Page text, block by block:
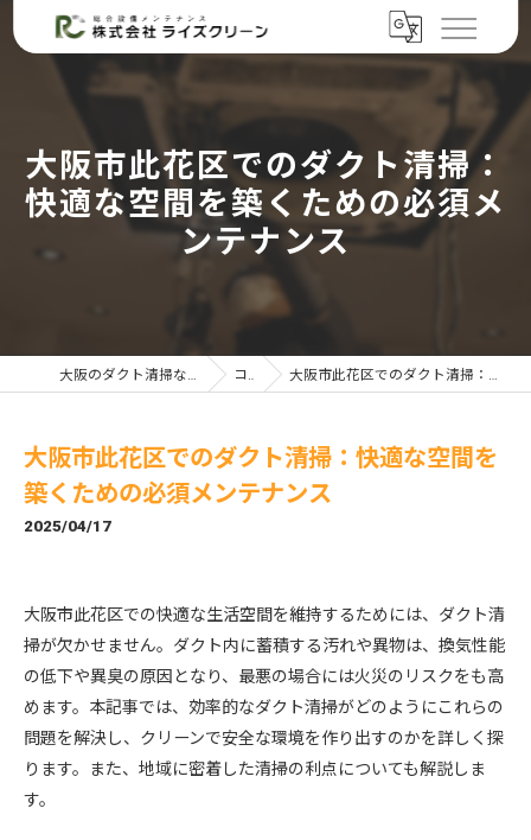
大阪市此花区でのダクト清掃：
快適な空間を築くための必須メ
ンテナンス
大阪のダクト清掃なら株式会社ライズクリーン コラム 大阪市此花区でのダクト清掃：快適な空間を築くための必須メンテナンス
大阪市此花区でのダクト清掃：快適な空間を
築くための必須メンテナンス
2025/04/17
大阪市此花区での快適な生活空間を維持するためには、ダクト清
掃が欠かせません。ダクト内に蓄積する汚れや異物は、換気性能
の低下や異臭の原因となり、最悪の場合には火災のリスクをも高
めます。本記事では、効率的なダクト清掃がどのようにこれらの
問題を解決し、クリーンで安全な環境を作り出すのかを詳しく探
ります。また、地域に密着した清掃の利点についても解説しま
す。